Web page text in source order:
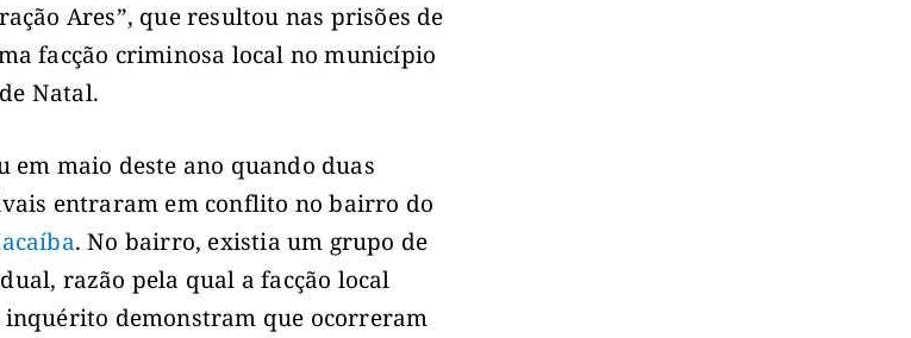
Ares”, que resultou nas prisões de
facção criminosa local no município
Natal.
em maio deste ano quando duas
entraram em conflito no bairro do
. No bairro, existia um grupo de
razão pela qual a facção local
inquérito demonstram que ocorreram